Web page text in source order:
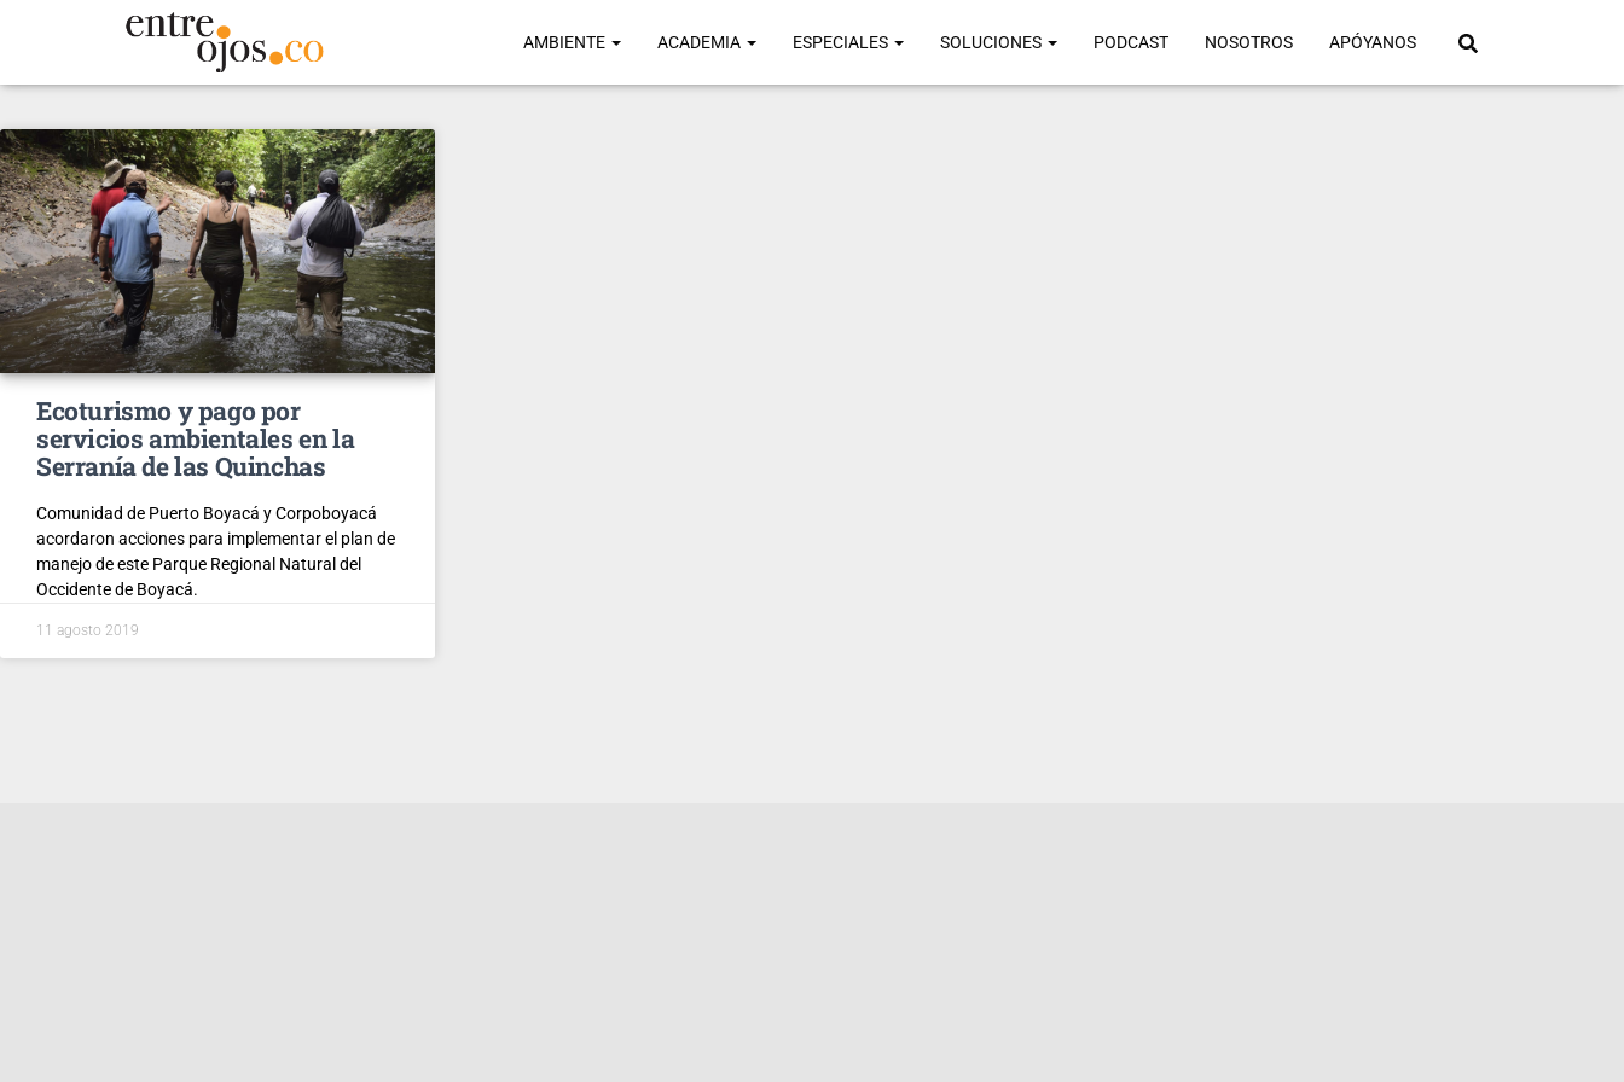
AMBIENTE ACADEMIA ESPECIALES SOLUCIONES PODCAST NOSOTROS APÓYANOS
Ecoturismo y pago por
servicios ambientales en la
Serranía de las Quinchas
Comunidad de Puerto Boyacá y Corpoboyacá
acordaron acciones para implementar el plan de
manejo de este Parque Regional Natural del
Occidente de Boyacá.
11 agosto 2019